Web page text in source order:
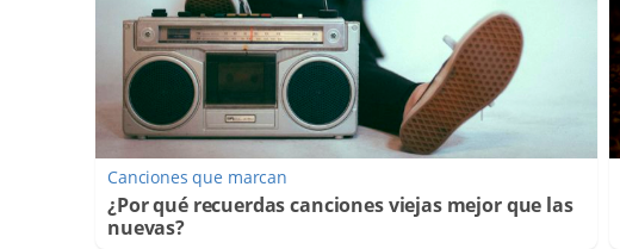
Canciones que marcan
¿Por qué recuerdas canciones viejas mejor que las
nuevas?